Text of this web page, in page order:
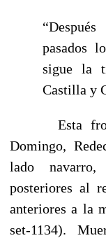
pasados
sigue la
Castilla y
Esta
Domingo,
lado
posteriores al
anteriores a la
set-1134).